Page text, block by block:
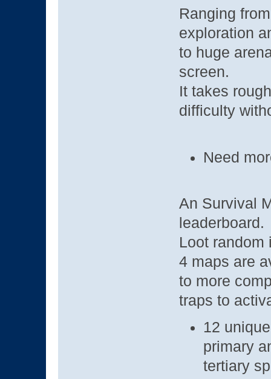
Ranging
exploration
to huge
screen.
It takes
difficulty
Need
An Survival
leaderboard.
Loot random
4 maps are
to more
traps to
12
primary
tertiary